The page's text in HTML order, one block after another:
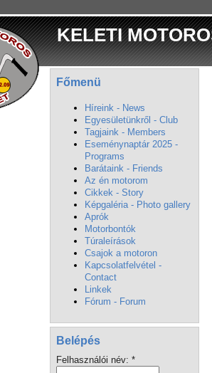
KELETI
Főmenü
Híreink - News
Egyesületünkről - Club
Tagjaink - Members
Eseménynaptár 2025 -
Programs
Barátaink - Friends
Az én motorom
Cikkek - Story
Képgaléria - Photo gallery
Aprók
Motorbontók
Túraleírások
Csajok a motoron
Kapcsolatfelvétel -
Contact
Linkek
Fórum - Forum
Belépés
Felhasználói név: *